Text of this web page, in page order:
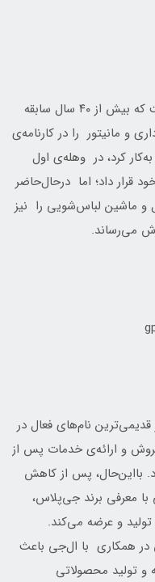
ایکس ویژن ساخته‌ی گروه مادیران است که بیش از ۴۰ سال سابقه
و مانیتور را در کارنامه‌ی
برند که در سال ۱۳۸۵ آغاز به‌کار کرد، در وهله‌ی اول
قرار داد؛ اما درحال‌حاضر
و ماشین لباس‌شویی را نیز
می‌رساند.
نام‌های فعال در
و ارائه‌ی خدمات پس از
بااین‌حال، پس از کاهش
با معرفی برند جی‌پلاس،
و عرضه می‌کند.
در همکاری با ال‌جی باعث
و تولید محصولاتی